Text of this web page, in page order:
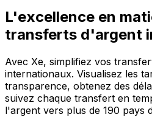
L'excellence en
transferts d'argent
Avec Xe, simplifiez vos
internationaux. Visualisez les
transparence, obtenez des
suivez chaque transfert en
l'argent vers plus de 190 pays